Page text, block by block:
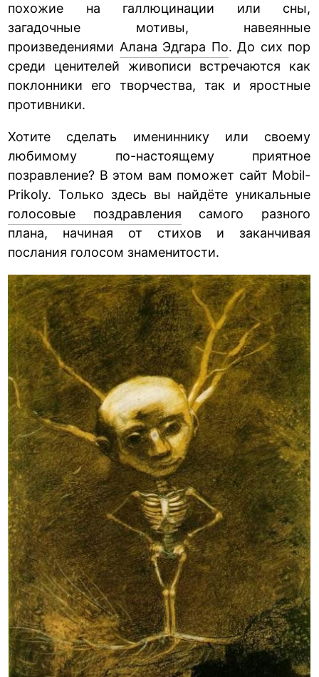
похожие на галлюцинации или сны,
загадочные мотивы, навеянные
произведениями Алана Эдгара По. До сих пор
среди ценителей живописи встречаются как
поклонники его творчества, так и яростные
противники.
Хотите сделать имениннику или своему
любимому по-настоящему приятное
позравление? В этом вам поможет сайт Mobil-
Prikoly. Только здесь вы найдёте уникальные
голосовые поздравления самого разного
плана, начиная от стихов и заканчивая
послания голосом знаменитости.